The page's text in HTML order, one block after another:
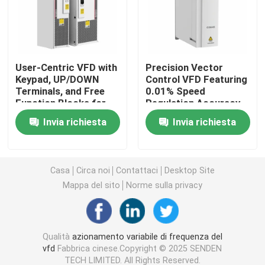
Convertitore di frequenza variabile
Invertitore di frequenza di vettore
Invertitore di frequenza di VFD
Azionamento a frequenza variabile per gru
Stazione di ricarica per veicoli elettrici con
Ottimizzatore solare
User-Centric VFD with
Keypad, UP/DOWN
Terminals, and Free
Function Blocks for
Easy Operation and
Setup Invia richiesta
Precision Vector
Control VFD Featuring
0.01% Speed
Regulation Accuracy
and <5ms Torque
ResponseInvia richiesta
Casa Circa noi Contattaci
Desktop Site
Mappa del sito
Norme sulla privacy
Qualità azionamento variabile di frequenza del
vfd Fabbrica cinese.Copyright © 2025 SENDEN
TECH LIMITED. All Rights Reserved.